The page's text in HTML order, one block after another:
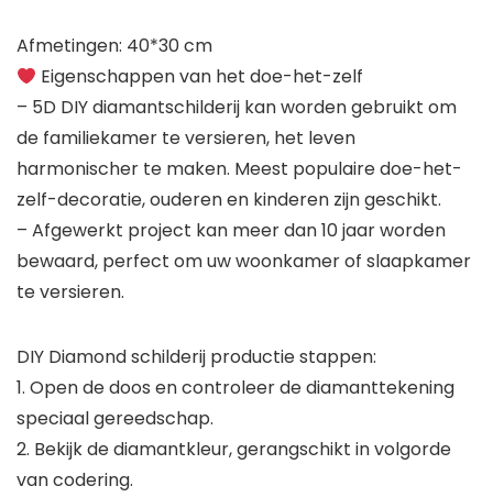
Afmetingen: 40*30 cm
Eigenschappen van het doe-het-zelf
– 5D DIY diamantschilderij kan worden gebruikt om
de familiekamer te versieren, het leven
harmonischer te maken. Meest populaire doe-het-
zelf-decoratie, ouderen en kinderen zijn geschikt.
– Afgewerkt project kan meer dan 10 jaar worden
bewaard, perfect om uw woonkamer of slaapkamer
te versieren.
DIY Diamond schilderij productie stappen:
1. Open de doos en controleer de diamanttekening
speciaal gereedschap.
2. Bekijk de diamantkleur, gerangschikt in volgorde
van codering.